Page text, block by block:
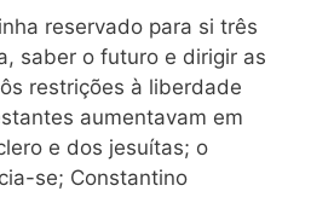
reservado para si três
saber o futuro e dirigir as
restrições à liberdade
aumentavam em
e dos jesuítas; o
se; Constantino